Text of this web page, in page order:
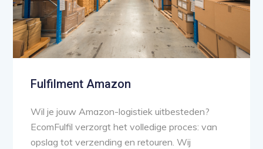
Fulfilment Amazon
Wil je jouw Amazon-logistiek uitbesteden?
EcomFulfil verzorgt het volledige proces: van
opslag tot verzending en retouren. Wij